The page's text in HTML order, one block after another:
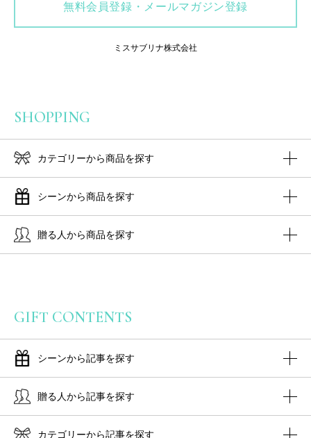
無料会員登録・メールマガジン登録
ミスサブリナ株式会社
SHOPPING
カテゴリーから商品を探す
シーンから商品を探す
贈る人から商品を探す
GIFT CONTENTS
シーンから記事を探す
贈る人から記事を探す
カテゴリーから記事を探す